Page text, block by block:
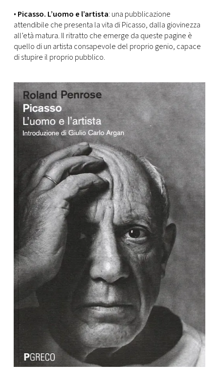
• Picasso. L’uomo e l’artista: una pubblicazione
attendibile che presenta la vita di Picasso, dalla giovinezza
all’età matura. Il ritratto che emerge da queste pagine è
quello di un artista consapevole del proprio genio, capace
di stupire il proprio pubblico.